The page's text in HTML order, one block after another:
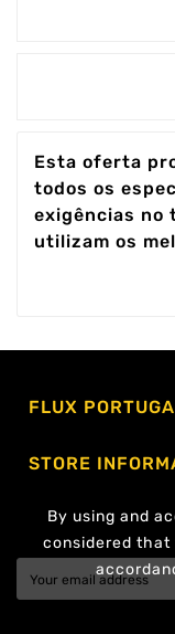
By using and
considered that
Esta oferta
todos os
exigências no
utilizam os
FLUX
STORE